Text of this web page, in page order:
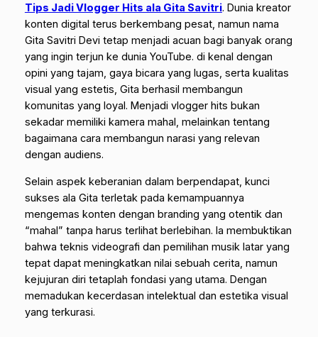
Tips Jadi Vlogger Hits ala Gita Savitri. Dunia kreator
konten digital terus berkembang pesat, namun nama
Gita Savitri Devi tetap menjadi acuan bagi banyak orang
yang ingin terjun ke dunia YouTube. di kenal dengan
opini yang tajam, gaya bicara yang lugas, serta kualitas
visual yang estetis, Gita berhasil membangun
komunitas yang loyal. Menjadi vlogger hits bukan
sekadar memiliki kamera mahal, melainkan tentang
bagaimana cara membangun narasi yang relevan
dengan audiens.
Selain aspek keberanian dalam berpendapat, kunci
sukses ala Gita terletak pada kemampuannya
mengemas konten dengan branding yang otentik dan
“mahal” tanpa harus terlihat berlebihan. Ia membuktikan
bahwa teknis videografi dan pemilihan musik latar yang
tepat dapat meningkatkan nilai sebuah cerita, namun
kejujuran diri tetaplah fondasi yang utama. Dengan
memadukan kecerdasan intelektual dan estetika visual
yang terkurasi.